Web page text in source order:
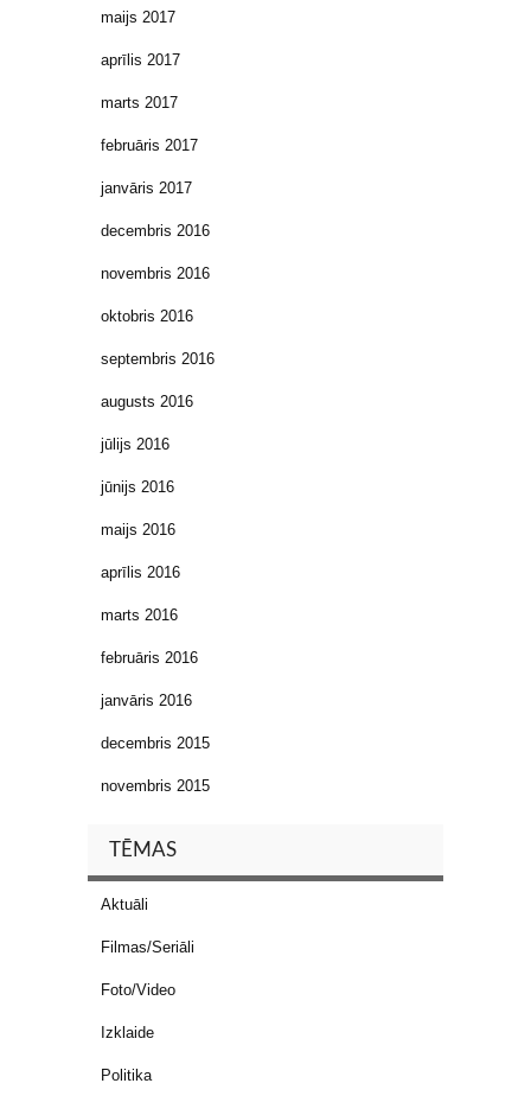
maijs 2017
aprīlis 2017
marts 2017
februāris 2017
janvāris 2017
decembris 2016
novembris 2016
oktobris 2016
septembris 2016
augusts 2016
jūlijs 2016
jūnijs 2016
maijs 2016
aprīlis 2016
marts 2016
februāris 2016
janvāris 2016
decembris 2015
novembris 2015
TĒMAS
Aktuāli
Filmas/Seriāli
Foto/Video
Izklaide
Politika